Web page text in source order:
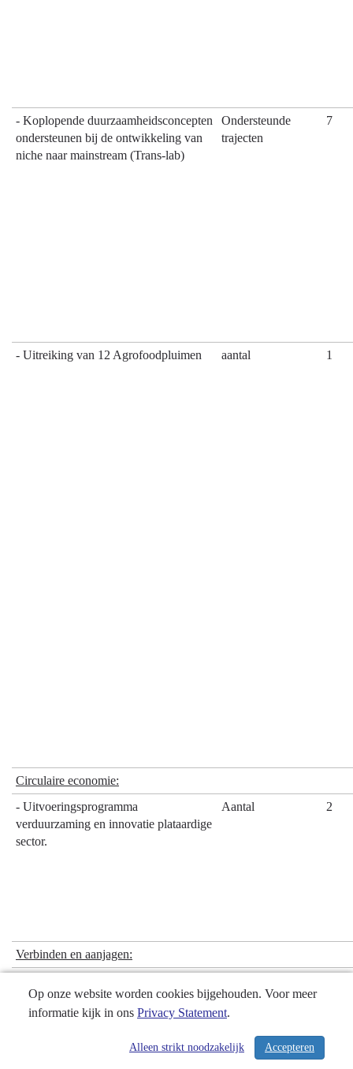
- Koplopende duurzaamheidsconcepten
ondersteunen bij de ontwikkeling van
niche naar mainstream (Trans-lab)
Ondersteunde
trajecten
7
- Uitreiking van 12 Agrofoodpluimen aantal 1
Circulaire economie:
- Uitvoeringsprogramma
verduurzaming en innovatie plataardige
sector.
Aantal 2
Verbinden en aanjagen:
experimenten (Agri Meets Design, enz)
/ 130
Op onze website worden cookies bijgehouden. Voor meer
informatie kijk in ons Privacy Statement.
Accepteren
Alleen strikt noodzakelijk